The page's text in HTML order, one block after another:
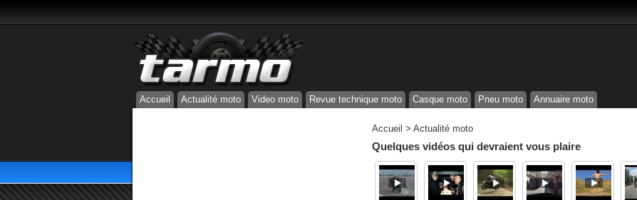
Accueil Actualité moto Video moto Revue technique moto Casque moto Pneu moto Annuaire moto
Accueil > Actualité moto
Quelques vidéos qui devraient vous plaire